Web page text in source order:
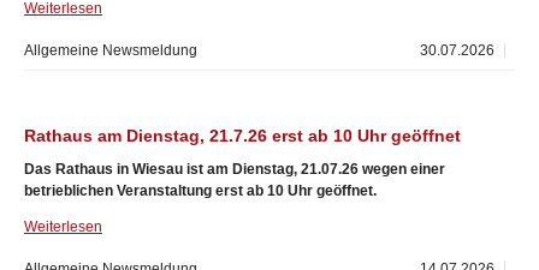
Weiterlesen
30.07.2026
Allgemeine Newsmeldung
Rathaus am Dienstag, 21.7.26 erst ab 10 Uhr geöffnet
Das Rathaus in Wiesau ist am Dienstag, 21.07.26 wegen einer
betrieblichen Veranstaltung erst ab 10 Uhr geöffnet.
Weiterlesen